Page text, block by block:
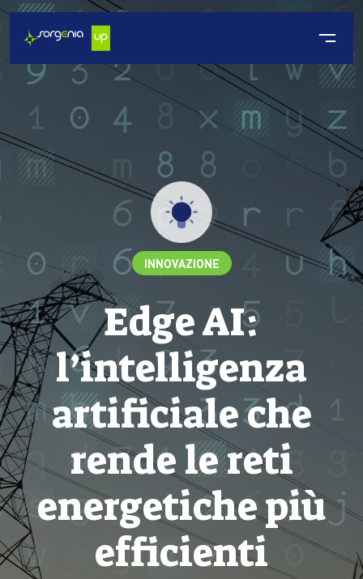
INNOVAZIONE
Edge AI:
l’intelligenza
artificiale che
rende le reti
energetiche più
efficienti